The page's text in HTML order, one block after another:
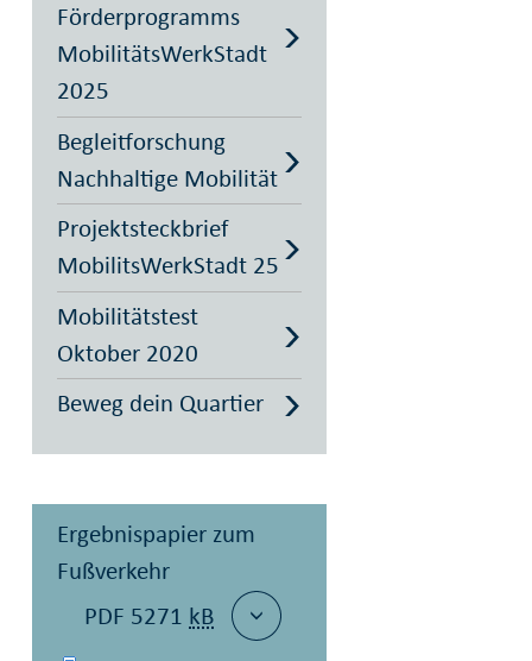
Förderprogramms
MobilitätsWerkStadt
2025
Begleitforschung
Nachhaltige Mobilität
Projektsteckbrief
MobilitsWerkStadt 25
Mobilitätstest
Oktober 2020
Beweg dein Quartier
Ergebnispapier zum
Fußverkehr
PDF 5271 kB